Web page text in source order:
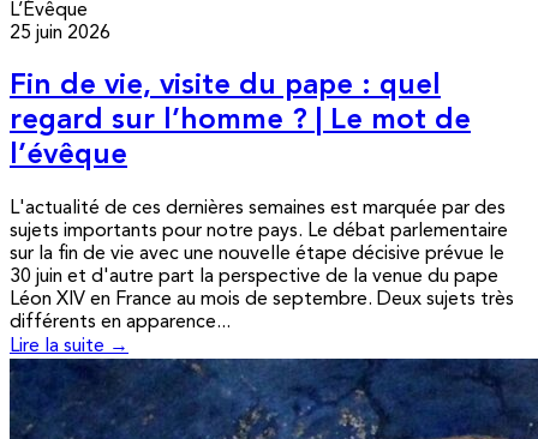
L’Évêque
25 juin 2026
Fin de vie, visite du pape : quel
regard sur l’homme ? | Le mot de
l’évêque
L'actualité de ces dernières semaines est marquée par des
sujets importants pour notre pays. Le débat parlementaire
sur la fin de vie avec une nouvelle étape décisive prévue le
30 juin et d'autre part la perspective de la venue du pape
Léon XIV en France au mois de septembre. Deux sujets très
différents en apparence...
Lire la suite →